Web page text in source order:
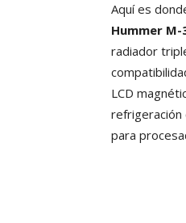
Aquí es
Hummer M-
radiador
LCD
refrigeración
para